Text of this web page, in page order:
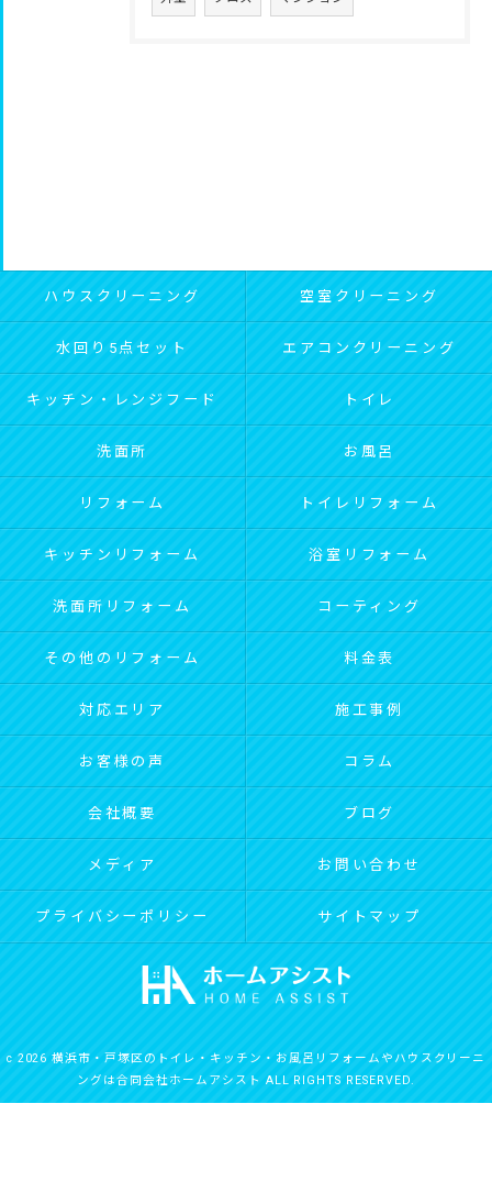
ハウスクリーニング 空室クリーニング
水回り5点セット エアコンクリーニング
キッチン・レンジフード トイレ
洗面所 お風呂
リフォーム トイレリフォーム
キッチンリフォーム 浴室リフォーム
洗面所リフォーム コーティング
その他のリフォーム 料金表
対応エリア 施工事例
お客様の声 コラム
会社概要 ブログ
メディア お問い合わせ
プライバシーポリシー サイトマップ
c 2026 横浜市・戸塚区のトイレ・キッチン・お風呂リフォームやハウスクリーニ
ングは合同会社ホームアシスト ALL RIGHTS RESERVED.